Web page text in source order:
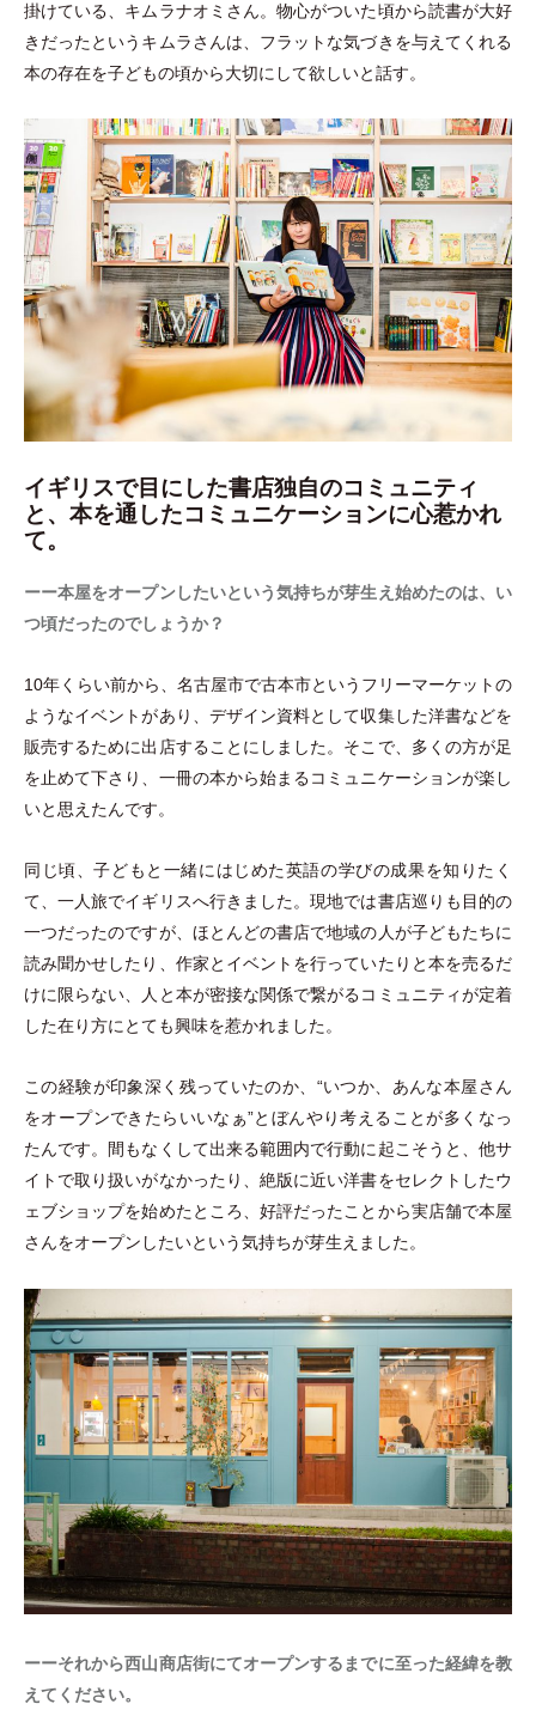
掛けている、キムラナオミさん。物心がついた頃から読書が大好
きだったというキムラさんは、フラットな気づきを与えてくれる
本の存在を子どもの頃から大切にして欲しいと話す。
イギリスで目にした書店独自のコミュニティ
と、本を通したコミュニケーションに心惹かれ
て。
ーー本屋をオープンしたいという気持ちが芽生え始めたのは、い
つ頃だったのでしょうか？
10年くらい前から、名古屋市で古本市というフリーマーケットの
ようなイベントがあり、デザイン資料として収集した洋書などを
販売するために出店することにしました。そこで、多くの方が足
を止めて下さり、一冊の本から始まるコミュニケーションが楽し
いと思えたんです。
同じ頃、子どもと一緒にはじめた英語の学びの成果を知りたく
て、一人旅でイギリスへ行きました。現地では書店巡りも目的の
一つだったのですが、ほとんどの書店で地域の人が子どもたちに
読み聞かせしたり、作家とイベントを行っていたりと本を売るだ
けに限らない、人と本が密接な関係で繋がるコミュニティが定着
した在り方にとても興味を惹かれました。
この経験が印象深く残っていたのか、“いつか、あんな本屋さん
をオープンできたらいいなぁ”とぼんやり考えることが多くなっ
たんです。間もなくして出来る範囲内で行動に起こそうと、他サ
イトで取り扱いがなかったり、絶版に近い洋書をセレクトしたウ
ェブショップを始めたところ、好評だったことから実店舗で本屋
さんをオープンしたいという気持ちが芽生えました。
ーーそれから西山商店街にてオープンするまでに至った経緯を教
えてください。